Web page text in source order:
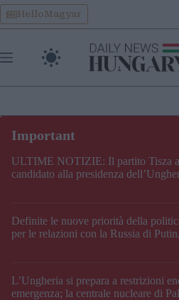
Skip
to
content
HelloMagyar
ULTIME NOTIZIE: Il partito Tisza
candidato alla presidenza
Definite le nuove priorità della
per le relazioni con la Russia di
L’Ungheria si prepara a restrizioni
emergenza; la centrale nucleare di